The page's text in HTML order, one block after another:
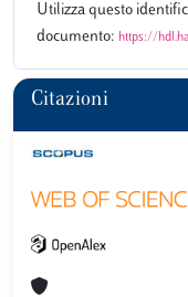
Utilizza questo
documento: https://
Citazioni